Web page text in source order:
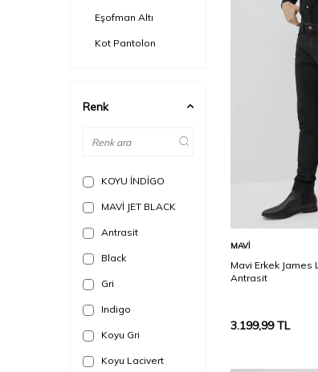
Eşofman Altı
Kot Pantolon
Renk
KOYU İNDİGO
MAVİ JET BLACK
Antrasit
Black
Gri
Indigo
Koyu Gri
Koyu Lacivert
MAVI
Mavi Erkek James
Antrasit
3.199,99TL